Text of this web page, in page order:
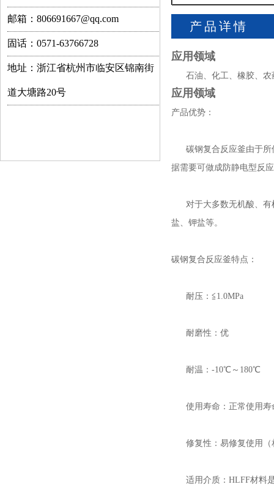
邮箱：806691667@qq.com
固话：0571-63766728
地址：浙江省杭州市临安区锦南街
道大塘路20号
产品详情
应用领域
石油、化工、橡胶、农
应用领域
产品优势：
碳钢复合反应釜由于所
据需要可做成防静电型反
对于大多数无机酸、有
盐、钾盐等。
碳钢复合反应釜特点：
耐压：≦1.0MPa
耐磨性：优
耐温：-10℃～180℃
使用寿命：正常使用寿
修复性：易修复使用（
适用介质：HLFF材料是